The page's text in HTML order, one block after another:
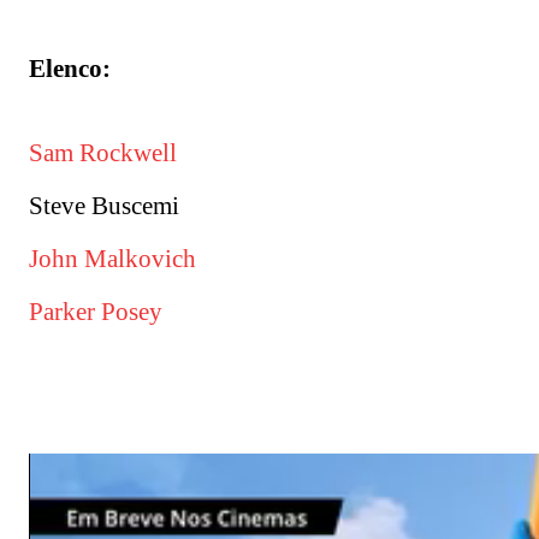
Elenco:
Sam Rockwell
Steve Buscemi
John Malkovich
Parker Posey